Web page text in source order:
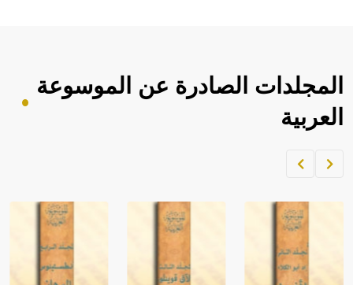
المجلدات الصادرة عن الموسوعة
العربية